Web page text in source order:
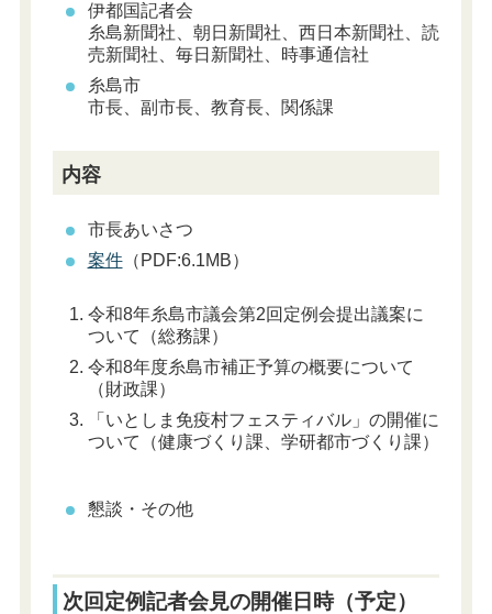
伊都国記者会
糸島新聞社、 朝日新聞社、 西日本新聞社、読
売新聞社、毎日新聞社、時事通信社
糸島市
市長、副市長、教育長、関係課
内容
市長あいさつ
案件（PDF:6.1MB）
令和8年糸島市議会第2回定例会提出議案に
ついて（総務課）
令和8年度糸島市補正予算の概要について
（財政課）
「いとしま免疫村フェスティバル」の開催に
ついて（健康づくり課、学研都市づくり課）
懇談・その他
次回定例記者会見の開催日時（予定）